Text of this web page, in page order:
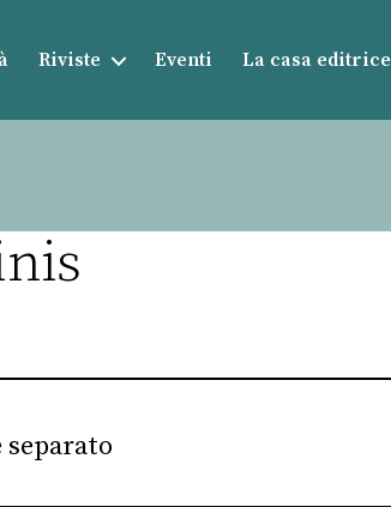
Riviste Eventi La casa editrice